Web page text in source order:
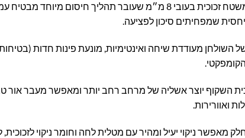
– משטח זכוכית בעובי 8 מ״מ שעובר תהליך חיסום
שמפחיתים סיכון לפציעה.
השולחן מעודדת שיחה ואינטימיות, מונעת פינות חדות
השקוף יוצר אשליה של מרחב רחב יותר ומאפשר מעבר אור
ואוורירות.
מאפשר ניקוי יעיל ומהיר עם מטלית לחה וחומר ניקוי